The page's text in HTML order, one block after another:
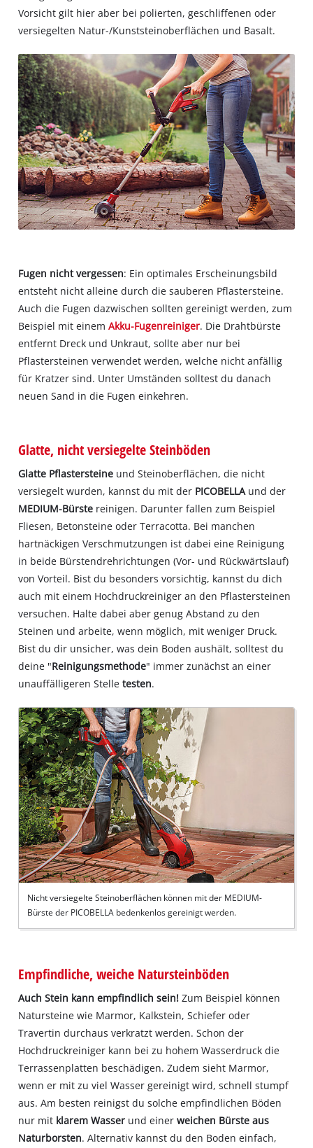
Vorsicht gilt hier aber bei polierten, geschliffenen oder
versiegelten Natur-/Kunststeinoberflächen und Basalt.
Fugen nicht vergessen: Ein optimales Erscheinungsbild
entsteht nicht alleine durch die sauberen Pflastersteine.
Auch die Fugen dazwischen sollten gereinigt werden, zum
Beispiel mit einemAkku-Fugenreiniger. Die Drahtbürste
entfernt Dreck und Unkraut, sollte aber nur bei
Pflastersteinen verwendet werden, welche nicht anfällig
für Kratzer sind. Unter Umständen solltest du danach
neuen Sand in die Fugen einkehren.
Glatte, nicht versiegelte Steinböden
Glatte Pflastersteine und Steinoberflächen, die nicht
versiegelt wurden, kannst du mit der PICOBELLA und der
MEDIUM-Bürste reinigen. Darunter fallen zum Beispiel
Fliesen, Betonsteine oder Terracotta. Bei manchen
hartnäckigen Verschmutzungen ist dabei eine Reinigung
in beide Bürstendrehrichtungen (Vor- und Rückwärtslauf)
von Vorteil. Bist du besonders vorsichtig, kannst du dich
auch mit einem Hochdruckreiniger an den Pflastersteinen
versuchen. Halte dabei aber genug Abstand zu den
Steinen und arbeite, wenn möglich, mit weniger Druck.
Bist du dir unsicher, was dein Boden aushält, solltest du
deine "Reinigungsmethode" immer zunächst an einer
unauffälligeren Stelletesten.
Nicht versiegelte Steinoberflächen können mit der MEDIUM-
Bürste der PICOBELLA bedenkenlos gereinigt werden.
Empfindliche, weiche Natursteinböden
Auch Stein kann empfindlich sein! Zum Beispiel können
Natursteine wie Marmor, Kalkstein, Schiefer oder
Travertin durchaus verkratzt werden. Schon der
Hochdruckreiniger kann bei zu hohem Wasserdruck die
Terrassenplatten beschädigen. Zudem sieht Marmor,
wenn er mit zu viel Wasser gereinigt wird, schnell stumpf
aus. Am besten reinigst du solche empfindlichen Böden
nur mit klarem Wasser und einerweichen Bürste aus
Naturborsten. Alternativ kannst du den Boden einfach,